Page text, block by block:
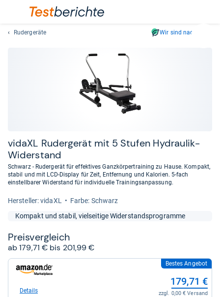
sich
Rudergeräte Wir sind nachhaltig
vidaXL Ruder­ge­rät mit 5 Stu­fen Hydrau­lik-​
Wider­stand
Schwarz - Rudergerät für effektives Ganzkörpertraining zu Hause. Kompakt,
stabil und mit LCD-Display für Zeit, Entfernung und Kalorien. 5-fach
einstellbarer Widerstand für individuelle Trainingsanpassung.
Her­stel­ler: vidaXL
Farbe: Schwarz
Kompakt und stabil, vielseitige Widerstandsprogramme
Preis­ver­gleich
ab 179,71 € bis 201,99 €
zum
Shop:
Amazon.de
Bestes Angebot
179,71 €
zzgl. 0,00 € Versand
Details